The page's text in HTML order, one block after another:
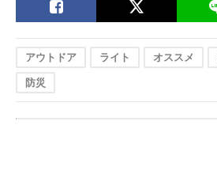
アウトドア ライト オススメ
防災